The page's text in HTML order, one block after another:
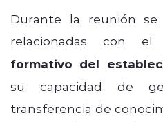
Durante la reunión se
relacionadas con el
formativo del
su capacidad de
transferencia de